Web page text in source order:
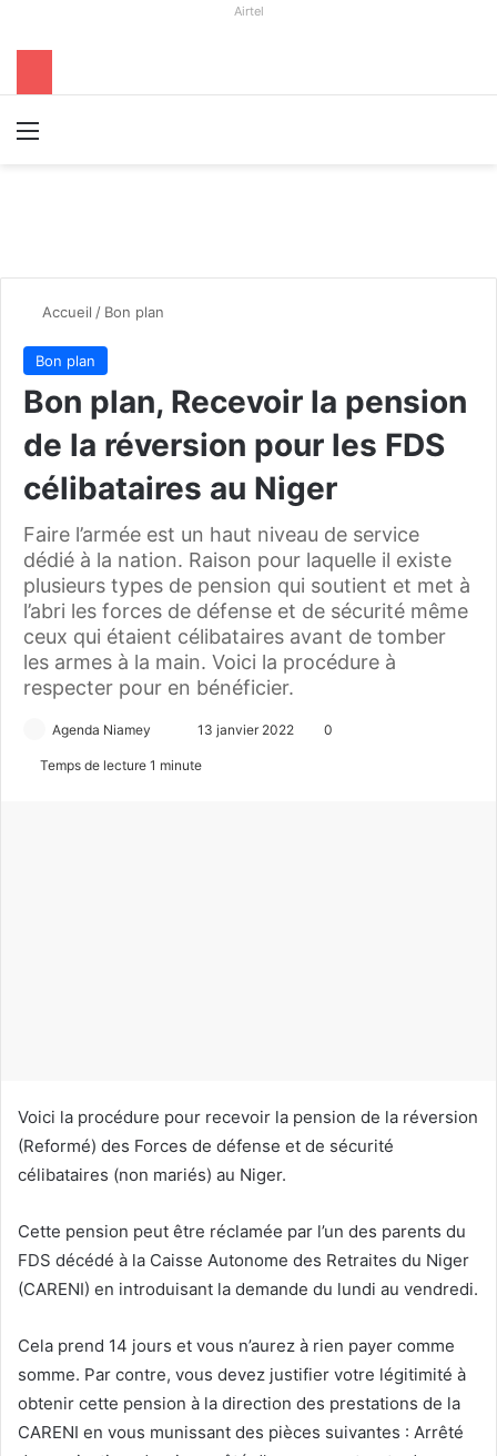
Airtel
Accueil / Bon plan
Bon plan
Bon plan, Recevoir la pension
de la réversion pour les FDS
célibataires au Niger
Faire l’armée est un haut niveau de service
dédié à la nation. Raison pour laquelle il existe
plusieurs types de pension qui soutient et met à
l’abri les forces de défense et de sécurité même
ceux qui étaient célibataires avant de tomber
les armes à la main. Voici la procédure à
respecter pour en bénéficier.
Agenda Niamey
n
e
l
13 janvier 2022 0
Temps de lecture 1 minute
Voici la procédure pour recevoir la pension de la réversion
(Reformé) des Forces de défense et de sécurité
célibataires (non mariés) au Niger.
Cette pension peut être réclamée par l’un des parents du
FDS décédé à la Caisse Autonome des Retraites du Niger
(CARENI) en introduisant la demande du lundi au vendredi.
Cela prend 14 jours et vous n’aurez à rien payer comme
somme. Par contre, vous devez justifier votre légitimité à
obtenir cette pension à la direction des prestations de la
CARENI en vous munissant des pièces suivantes : Arrêté